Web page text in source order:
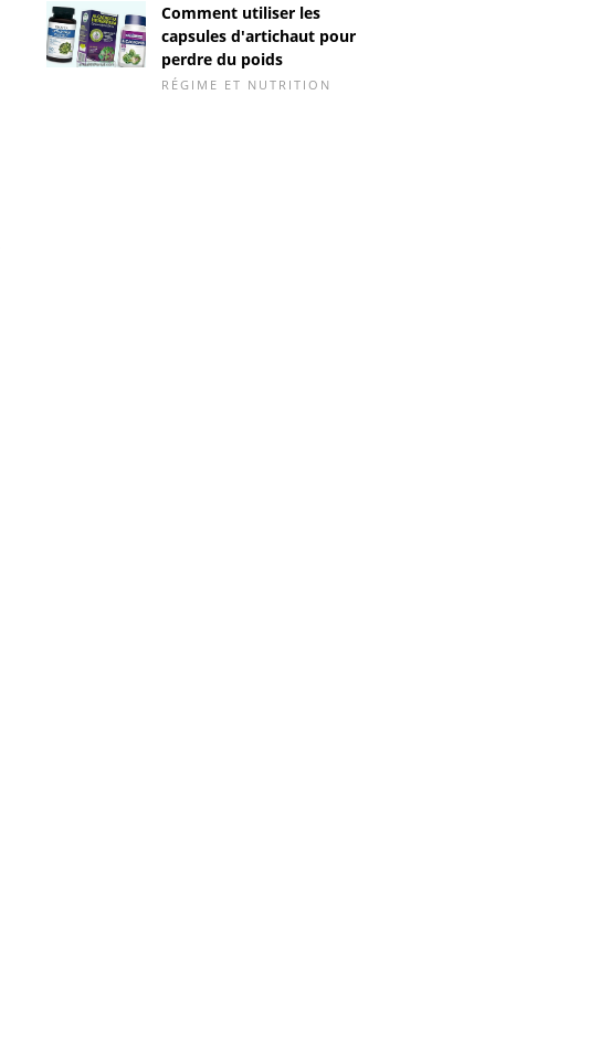
Comment utiliser les
capsules d'artichaut pour
perdre du poids
RÉGIME ET NUTRITION